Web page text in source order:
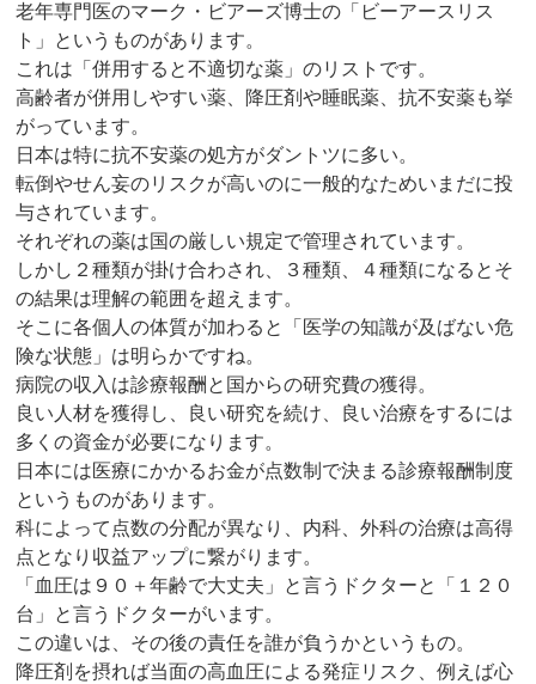
老年専門医のマーク・ビアーズ博士の「ビーアースリス
ト」というものがあります。
これは「併用すると不適切な薬」のリストです。
高齢者が併用しやすい薬、降圧剤や睡眠薬、抗不安薬も挙
がっています。
日本は特に抗不安薬の処方がダントツに多い。
転倒やせん妄のリスクが高いのに一般的なためいまだに投
与されています。
それぞれの薬は国の厳しい規定で管理されています。
しかし２種類が掛け合わされ、３種類、４種類になるとそ
の結果は理解の範囲を超えます。
そこに各個人の体質が加わると「医学の知識が及ばない危
険な状態」は明らかですね。
病院の収入は診療報酬と国からの研究費の獲得。
良い人材を獲得し、良い研究を続け、良い治療をするには
多くの資金が必要になります。
日本には医療にかかるお金が点数制で決まる診療報酬制度
というものがあります。
科によって点数の分配が異なり、内科、外科の治療は高得
点となり収益アップに繋がります。
「血圧は９０＋年齢で大丈夫」と言うドクターと「１２０
台」と言うドクターがいます。
この違いは、その後の責任を誰が負うかというもの。
降圧剤を摂れば当面の高血圧による発症リスク、例えば心